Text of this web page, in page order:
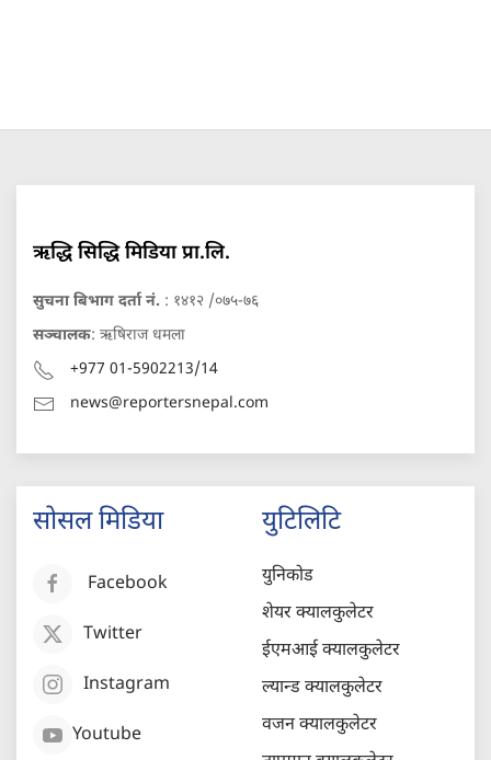
ऋद्धि सिद्धि मिडिया प्रा.लि.
सुचना बिभाग दर्ता नं. : १४१२ /०७५-७६
सञ्चालक: ऋषिराज धमला
+977 01-5902213/14
news@reportersnepal.com
सोसल मिडिया
Facebook
Twitter
Instagram
Youtube
युटिलिटि
युनिकोड
शेयर क्यालकुलेटर
ईएमआई क्यालकुलेटर
ल्यान्ड क्यालकुलेटर
वजन क्यालकुलेटर